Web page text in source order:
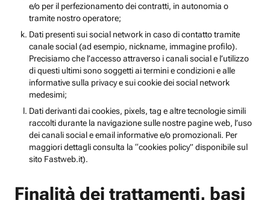
e/o per il perfezionamento dei contratti, in autonomia o
tramite nostro operatore;
Dati presenti sui social network in caso di contatto tramite
canale social (ad esempio, nickname, immagine profilo).
Precisiamo che l’accesso attraverso i canali social e l’utilizzo
di questi ultimi sono soggetti ai termini e condizioni e alle
informative sulla privacy e sui cookie dei social network
medesimi;
Dati derivanti dai cookies, pixels, tag e altre tecnologie simili
raccolti durante la navigazione sulle nostre pagine web, l’uso
dei canali social e email informative e/o promozionali. Per
maggiori dettagli consulta la “cookies policy” disponibile sul
sito Fastweb.it).
Finalità dei trattamenti, basi